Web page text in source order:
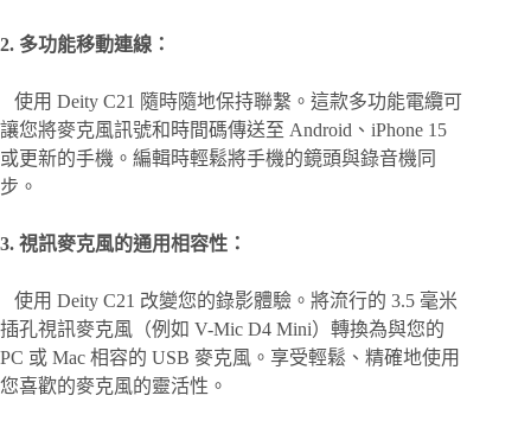
2. 多功能移動連線：
使用 Deity C21 隨時隨地保持聯繫。這款多功能電纜可
讓您將麥克風訊號和時間碼傳送至 Android、iPhone 15
或更新的手機。編輯時輕鬆將手機的鏡頭與錄音機同
步。
3. 視訊麥克風的通用相容性：
使用 Deity C21 改變您的錄影體驗。將流行的 3.5 毫米
插孔視訊麥克風（例如 V-Mic D4 Mini）轉換為與您的
PC 或 Mac 相容的 USB 麥克風。享受輕鬆、精確地使用
您喜歡的麥克風的靈活性。